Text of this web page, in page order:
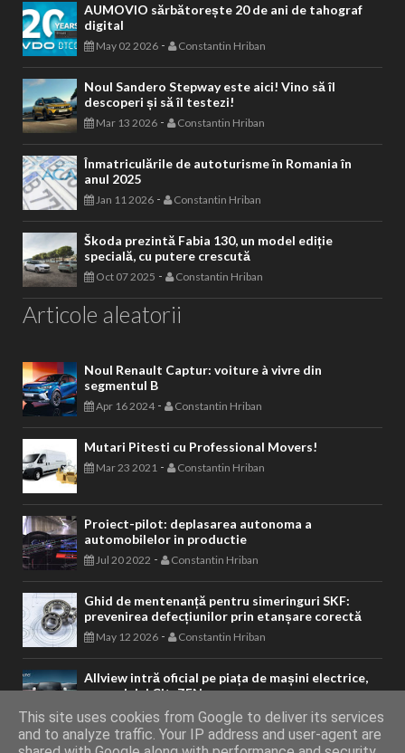
AUMOVIO sărbătorește 20 de ani de tahograf
digital
May 02 2026 - Constantin Hriban
Noul Sandero Stepway este aici! Vino să îl
descoperi și să îl testezi!
Mar 13 2026 - Constantin Hriban
Înmatriculările de autoturisme în Romania în
anul 2025
Jan 11 2026 - Constantin Hriban
Škoda prezintă Fabia 130, un model ediție
specială, cu putere crescută
Oct 07 2025 - Constantin Hriban
Articole aleatorii
Noul Renault Captur: voiture à vivre din
segmentul B
Apr 16 2024- Constantin Hriban
Mutari Pitesti cu Professional Movers!
Mar 23 2021 - Constantin Hriban
Proiect-pilot: deplasarea autonoma a
automobilelor in productie
Jul 20 2022 - Constantin Hriban
Ghid de mentenanță pentru simeringuri SKF:
prevenirea defecțiunilor prin etanșare corectă
May 12 2026 - Constantin Hriban
Allview intră oficial pe piața de mașini electrice,
cu modelul CityZEN
Dec 12 2023- Constantin Hriban
This site uses cookies from Google to deliver its services
and to analyze traffic. Your IP address and user-agent are